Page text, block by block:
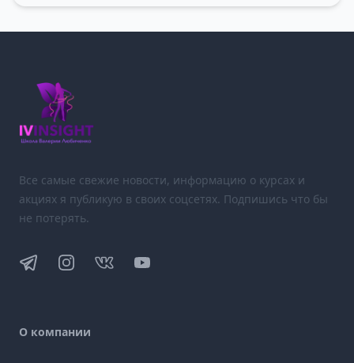
Все самые свежие новости, информацию о курсах и
акциях я публикую в своих соцсетях. Подпишись что бы
не потерять.
TelegramInstagram
VK YouTube
О компании